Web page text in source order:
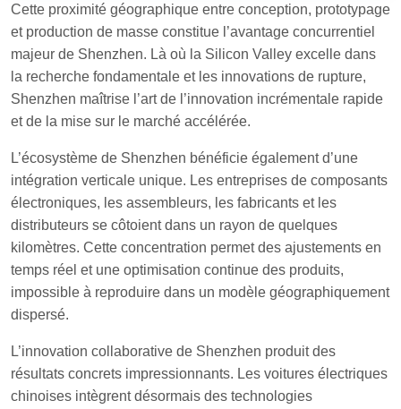
Cette proximité géographique entre conception, prototypage
et production de masse constitue l’avantage concurrentiel
majeur de Shenzhen. Là où la Silicon Valley excelle dans
la recherche fondamentale et les innovations de rupture,
Shenzhen maîtrise l’art de l’innovation incrémentale rapide
et de la mise sur le marché accélérée.
L’écosystème de Shenzhen bénéficie également d’une
intégration verticale unique. Les entreprises de composants
électroniques, les assembleurs, les fabricants et les
distributeurs se côtoient dans un rayon de quelques
kilomètres. Cette concentration permet des ajustements en
temps réel et une optimisation continue des produits,
impossible à reproduire dans un modèle géographiquement
dispersé.
L’innovation collaborative de Shenzhen produit des
résultats concrets impressionnants. Les voitures électriques
chinoises intègrent désormais des technologies